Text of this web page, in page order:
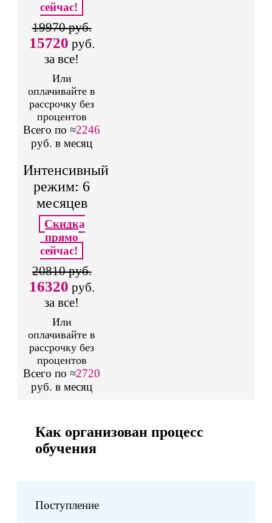
сейчас!
19970 руб.
15720 руб.
за все!
Или
оплачивайте в
рассрочку без
процентов
Всего по ≈2246
руб. в месяц
Интенсивный
режим: 6
месяцев
Скидка
прямо
сейчас!
20810 руб.
16320 руб.
за все!
Или
оплачивайте в
рассрочку без
процентов
Всего по ≈2720
руб. в месяц
Как организован процесс
обучения
Поступление